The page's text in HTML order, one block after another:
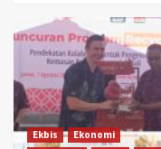
Ekbis
Ekonomi